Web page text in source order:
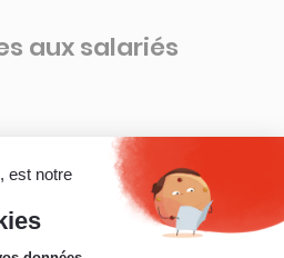
aux salariés
6 A